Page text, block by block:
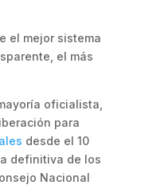
el mejor sistema
el más
oficialista,
para
desde el 10
definitiva de los
Nacional